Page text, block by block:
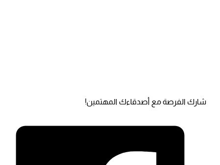
شارك الفرصة مع أصدقاءك المهتمين!